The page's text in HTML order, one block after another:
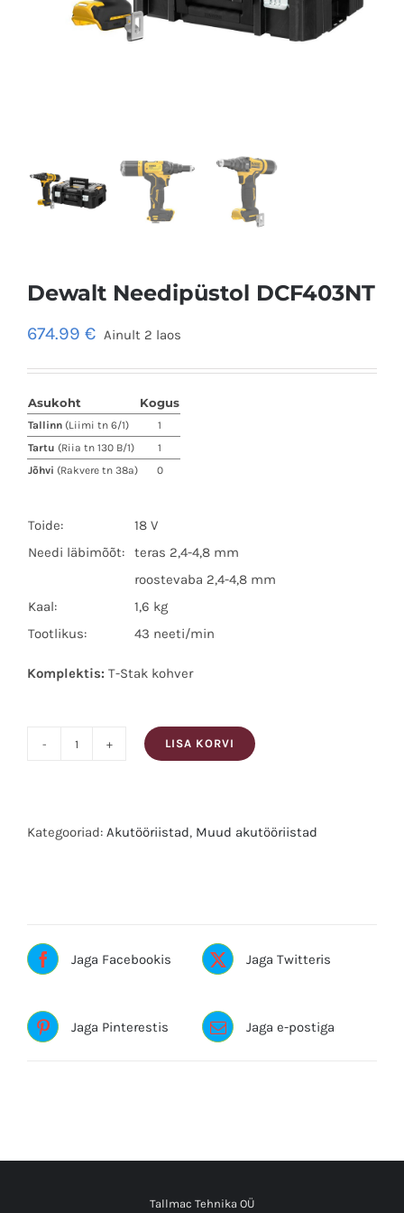
Dewalt Needipüstol DCF403NT
674.99 € Ainult 2 laos
Asukoht Kogus
Tallinn (Liimi tn 6/1)
1
Tartu (Riia tn 130 B/1)
1
Jõhvi (Rakvere tn 38a) 0
Toide:
18 V
Needi läbimõõt:
teras 2,4-4,8 mm
roostevaba 2,4-4,8 mm
Kaal:
1,6 kg
Tootlikus:
43 neeti/min
Komplektis: T-Stak kohver
kogus
LISA KORVI
Kategooriad: Akutööriistad, Muud akutööriistad
Jaga Facebookis Jaga Twitteris
Jaga Pinterestis Jaga e-postiga
Tallmac Tehnika OÜ